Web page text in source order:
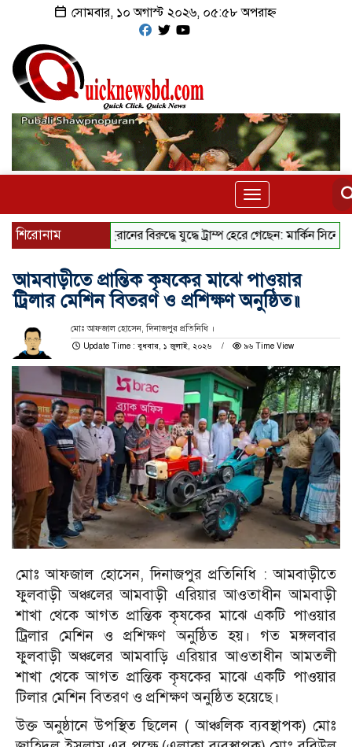
সোমবার, ১০ অগাস্ট ২০২৬, ০৫:৫৮ অপরাহ্ন
Toggle
navigation
শিরোনাম ইরানের বিরুদ্ধে যুদ্ধে ট্রাম্প হেরে গেছেন: মার্কিন সিনেটর কথা
আমবাড়ীতে প্রান্তিক কৃষকের মাঝে পাওয়ার
ট্রিলার মেশিন বিতরণ ও প্রশিক্ষণ অনুষ্ঠিত॥
মোঃ আফজাল হোসেন, দিনাজপুর প্রতিনিধি ।
Update Time : বুধবার, ১ জুলাই, ২০২৬
৯৬ Time View
মোঃ আফজাল হোসেন, দিনাজপুর প্রতিনিধি :আমবাড়ীতে
ফুলবাড়ী অঞ্চলের আমবাড়ী এরিয়ার আওতাধীন আমবাড়ী
শাখা থেকে আগত প্রান্তিক কৃষকের মাঝে একটি পাওয়ার
ট্রিলার মেশিন ও প্রশিক্ষণ অনুষ্ঠিত হয়। গত মঙ্গলবার
ফুলবাড়ী অঞ্চলের আমবাড়ি এরিয়ার আওতাধীন আমতলী
শাখা থেকে আগত প্রান্তিক কৃষকের মাঝে একটি পাওয়ার
টিলার মেশিন বিতরণ ও প্রশিক্ষণ অনুষ্ঠিত হয়েছে।
উক্ত অনুষ্ঠানে উপস্থিত ছিলেন ( আঞ্চলিক ব্যবস্থাপক) মোঃ